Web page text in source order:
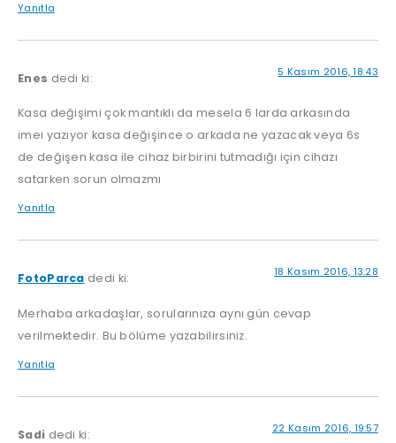
Yanıtla
Enes dedi ki: 5 Kasım 2016, 18:43
Kasa değişimi çok mantıklı da mesela 6 larda arkasında
imei yazıyor kasa değişince o arkada ne yazacak veya 6s
de değişen kasa ile cihaz birbirini tutmadığı için cihazı
satarken sorun olmazmı
Yanıtla
FotoParca dedi ki: 18 Kasım 2016, 13:28
Merhaba arkadaşlar, sorularınıza aynı gün cevap
verilmektedir. Bu bölüme yazabilirsiniz.
Yanıtla
Sadi dedi ki: 22 Kasım 2016, 19:57